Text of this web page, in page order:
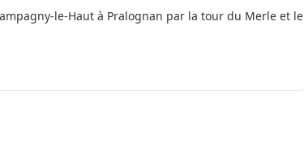
le-Haut à Pralognan par la tour du Merle et le